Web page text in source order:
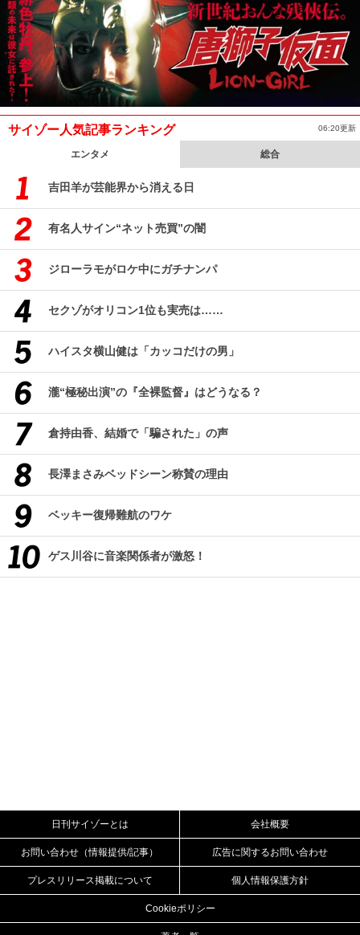
サイゾー人気記事ランキング 06:20更新
エンタメ 総合
吉田羊が芸能界から消える日
有名人サイン“ネット売買”の闇
ジローラモがロケ中にガチナンパ
セクゾがオリコン1位も実売は……
ハイスタ横山健は「カッコだけの男」
瀧“極秘出演”の『全裸監督』はどうなる？
倉持由香、結婚で「騙された」の声
長澤まさみベッドシーン称賛の理由
ベッキー復帰難航のワケ
ゲス川谷に音楽関係者が激怒！
日刊サイゾーとは 会社概要
お問い合わせ（情報提供/記事） 広告に関するお問い合わせ
プレスリリース掲載について 個人情報保護方針
Cookieポリシー